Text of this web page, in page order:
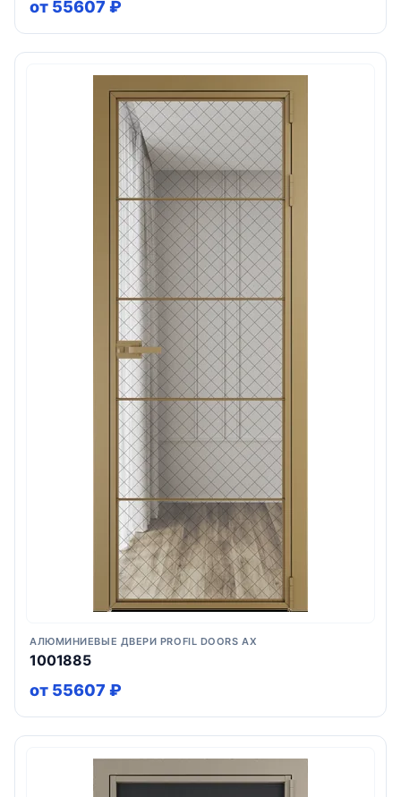
от 55607 ₽
АЛЮМИНИЕВЫЕ ДВЕРИ PROFIL DOORS AX
1001885
от 55607 ₽